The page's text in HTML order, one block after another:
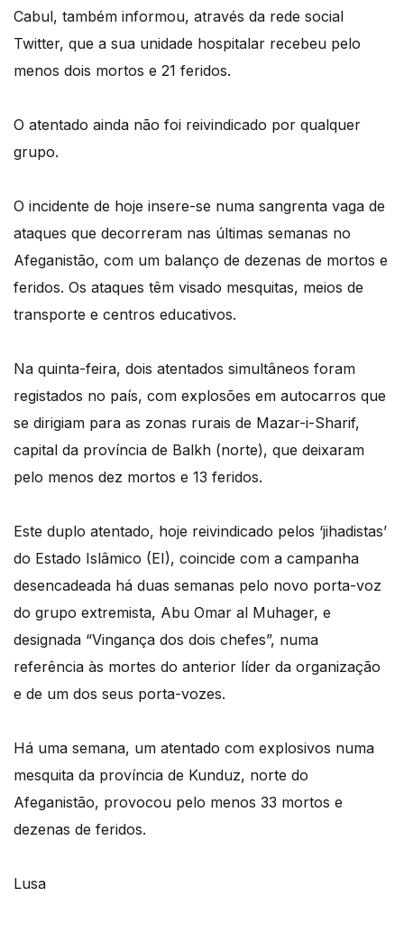
Cabul, também informou, através da rede social
Twitter, que a sua unidade hospitalar recebeu pelo
menos dois mortos e 21 feridos.
O atentado ainda não foi reivindicado por qualquer
grupo.
O incidente de hoje insere-se numa sangrenta vaga de
ataques que decorreram nas últimas semanas no
Afeganistão, com um balanço de dezenas de mortos e
feridos. Os ataques têm visado mesquitas, meios de
transporte e centros educativos.
Na quinta-feira, dois atentados simultâneos foram
registados no país, com explosões em autocarros que
se dirigiam para as zonas rurais de Mazar-i-Sharif,
capital da província de Balkh (norte), que deixaram
pelo menos dez mortos e 13 feridos.
Este duplo atentado, hoje reivindicado pelos ‘jihadistas’
do Estado Islâmico (EI), coincide com a campanha
desencadeada há duas semanas pelo novo porta-voz
do grupo extremista, Abu Omar al Muhager, e
designada “Vingança dos dois chefes”, numa
referência às mortes do anterior líder da organização
e de um dos seus porta-vozes.
Há uma semana, um atentado com explosivos numa
mesquita da província de Kunduz, norte do
Afeganistão, provocou pelo menos 33 mortos e
dezenas de feridos.
Lusa